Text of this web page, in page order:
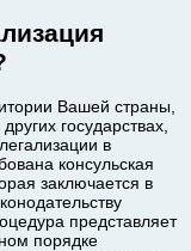
Вашей страны,
государствах,
в
консульская
заключается в
представляет
порядке